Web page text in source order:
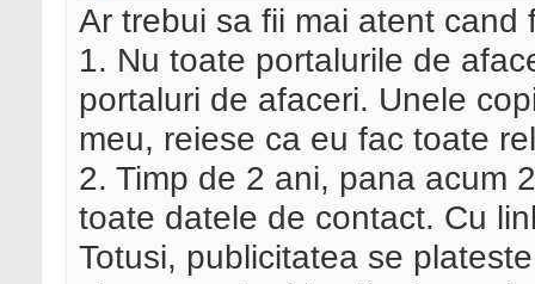
Ar trebui sa fii mai atent cand
1. Nu toate portalurile de
portaluri de afaceri. Unele
meu, reiese ca eu fac toate
2. Timp de 2 ani, pana acum
toate datele de contact. Cu
Totusi, publicitatea se